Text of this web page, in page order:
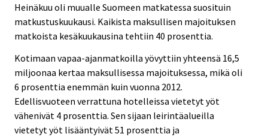
Heinäkuu oli muualle Suomeen matkatessa suosituin
matkustuskuukausi. Kaikista maksullisen majoituksen
matkoista kesäkuukausina tehtiin 40 prosenttia.
Kotimaan vapaa-ajanmatkoilla yövyttiin yhteensä 16,5
miljoonaa kertaa maksullisessa majoituksessa, mikä oli
6 prosenttia enemmän kuin vuonna 2012.
Edellisvuoteen verrattuna hotelleissa vietetyt yöt
vähenivät 4 prosenttia. Sen sijaan leirintäalueilla
vietetyt yöt lisääntyivät 51 prosenttia ja